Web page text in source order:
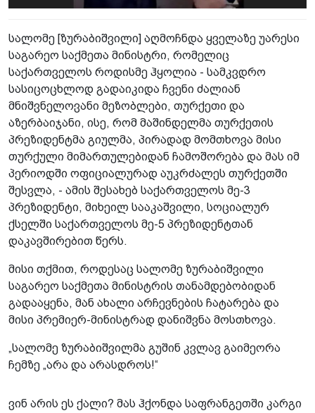
სალომე [ზურაბიშვილი] აღმოჩნდა ყველაზე უარესი
საგარეო საქმეთა მინისტრი, რომელიც
საქართველოს როდისმე ჰყოლია - სამკვდრო
სასიცოცხლოდ გადაიკიდა ჩვენი ძალიან
მნიშვნელოვანი მეზობლები, თურქეთი და
აზერბაიჯანი, ისე, რომ მაშინდელმა თურქეთის
პრეზიდენტმა გიულმა, პირადად მომთხოვა მისი
თურქული მიმართულებიდან ჩამოშორება და მას იმ
პერიოდში ოფიციალურად აუკრძალეს თურქეთში
შესვლა, - ამის შესახებ საქართველოს მე-3
პრეზიდენტი, მიხეილ სააკაშვილი, სოციალურ
ქსელში საქართველოს მე-5 პრეზიდენტთან
დაკავშირებით წერს.
მისი თქმით, როდესაც სალომე ზურაბიშვილი
საგარეო საქმეთა მინისტრის თანამდებობიდან
გადააყენა, მან ახალი არჩევნების ჩატარება და
მისი პრემიერ-მინისტრად დანიშვნა მოსთხოვა.
„სალომე ზურაბიშვილმა გუშინ კვლავ გაიმეორა
ჩემზე „არა და არასდროს!“
ვინ არის ეს ქალი? მას ჰქონდა საფრანგეთში კარგი